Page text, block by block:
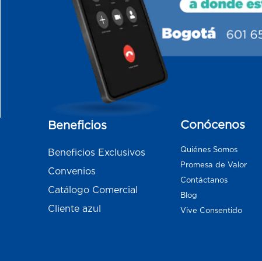
Beneficios
Beneficios Exclusivos
Convenios
Catálogo Comercial
Cliente azul
Conócenos
Quiénes Somos
Promesa de Valor
Contáctanos
Blog
Vive Consentido